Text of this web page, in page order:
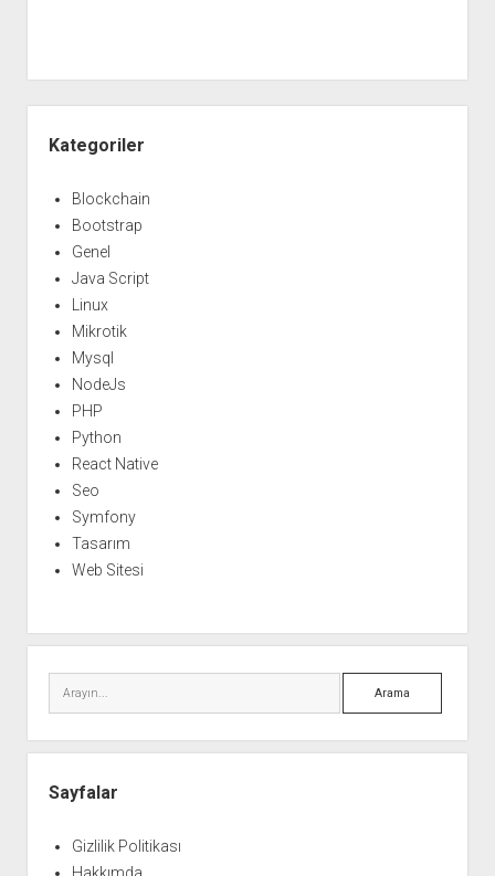
Menü
Kategoriler
Blockchain
Bootstrap
Genel
Java Script
Linux
Mikrotik
Mysql
NodeJs
PHP
Python
React Native
Seo
Symfony
Tasarım
Web Sitesi
Arama
Sayfalar
Gizlilik Politikası